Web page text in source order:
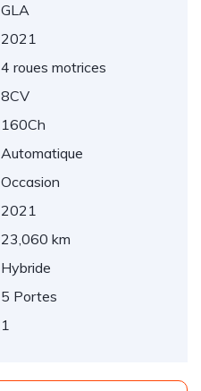
GLA
2021
4 roues motrices
8CV
160Ch
Automatique
Occasion
2021
23,060 km
Hybride
5 Portes
1